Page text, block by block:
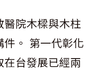
醫院木樑與木柱
件。 第一代彰化
在台發展已經兩